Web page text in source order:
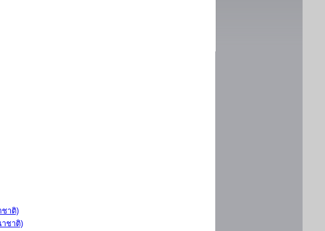
ชาติ)
ชาติ)